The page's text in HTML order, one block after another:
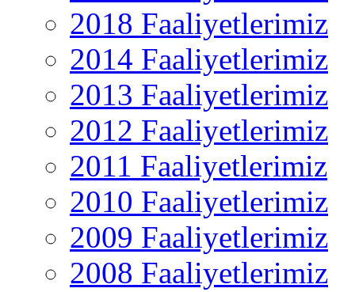
2018 Faaliyetlerimiz
2014 Faaliyetlerimiz
2013 Faaliyetlerimiz
2012 Faaliyetlerimiz
2011 Faaliyetlerimiz
2010 Faaliyetlerimiz
2009 Faaliyetlerimiz
2008 Faaliyetlerimiz